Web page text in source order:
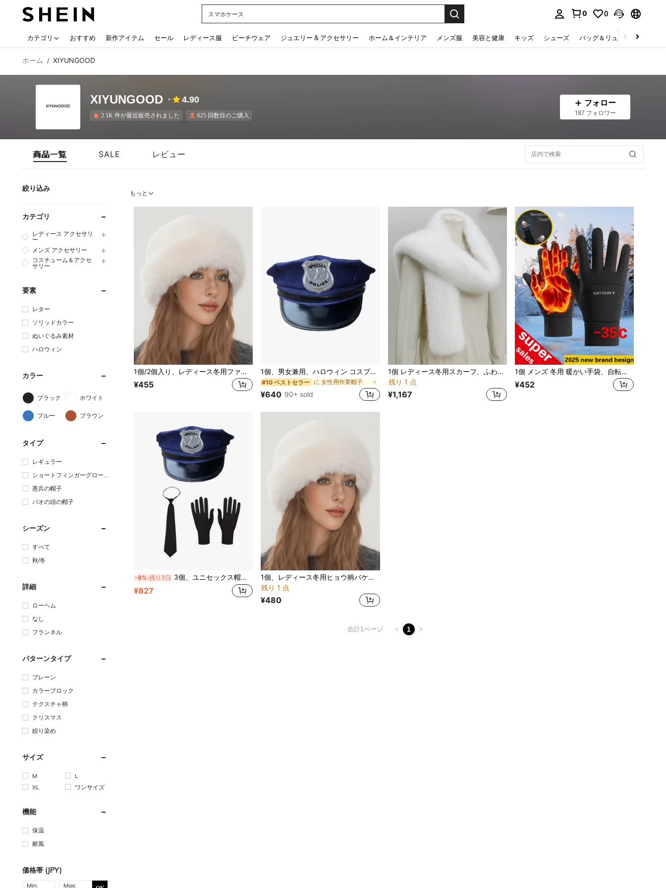
スマホケース
0 0
カテゴリ おすすめ 新作アイテム セール レディース服 ビーチウェア ジュエリー & アクセサリー ホーム＆インテリア メンズ服 美容と健康 キッズ シューズ バッグ＆リュック
ホーム / XIYUNGOOD
XIYUNGOOD 4.90
2.1K 件が最近販売されました 625 回数目のご購入
フォロー
187 フォロワー
商品一覧 SALE レビュー
絞り込み
カテゴリ
レディース アクセサリ
ー
メンズ アクセサリー
コスチューム＆アクセ
サリー
要素
レター
ソリッドカラー
ぬいぐるみ素材
ハロウィン
カラー
ブラック ホワイト
ブルー ブラウン
タイプ
レギュラー
ショートフィンガーグロー
憲兵の帽子
パオの頭の帽子
シーズン
すべて
秋/冬
詳細
ローヘム
なし
フランネル
パターンタイプ
プレーン
カラーブロック
テクスチャ柄
クリスマス
絞り染め
サイズ
M
L
XL
ワンサイズ
機能
保温
耐風
価格帯 (JPY)
Min: Max:
もっと
1個/2個入り、レディース冬用ファー付きバケットハット、レディースファッショナブルなあたたかい帽子、冬用ウールコートなどと合わせられる冬物衣料用ウィンターアウトフィット
¥455
1個、男女兼用、ハロウィン コスプレ用帽子、女性用ハロウィンコスチューム、コスプレ衣装、女性用ドレスアップコスチューム、パーティー、カーニバル衣装、軍服風コスプレ帽子、休日のパーティーに適し、セクシーな制服やコスチュームと合わせて着用可能
#10 ベストセラー に 女性用作業帽子
¥640 90+ sold
1個 レディース冬用スカーフ、ふわふわスカーフ、暖かいスカーフ、ドレスに合わせて使えるファッショナブルで多用途なスカーフ
残り 1 点
¥1,167
1個 メンズ 冬用 暖かい手袋、自転車用手袋、サイクリング手袋、登山手袋、タッチスクリーン対応、厚手の手袋、サイクリング、アウトドアの秋のコーディネートに適しています
¥452
-8% 残り3日 3個、ユニセックス帽子、ガード帽子、ハロウィンコスプレ帽子、ネクタイと手袋と合わせることができます、クリスマスコスプレ帽子はホリデーの集まりに適しています、セクシーな制服やエロティックな衣類と合わせることができます
¥827
1個、レディース冬用ヒョウ柄バケットハット、ウサギ毛皮風ハット、モンゴル帽子、レディースファッショナブルな厚手ハット、冬用あたたかい帽子、ウールジャケットとも合わせられます、冬服冬用品
残り 1 点
¥480
合計1ページ 1